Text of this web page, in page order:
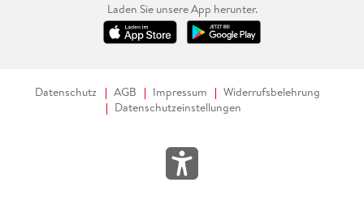
Laden Sie unsere App herunter.
Datenschutz AGB Impressum
Widerrufsbelehrung
Datenschutzeinstellungen